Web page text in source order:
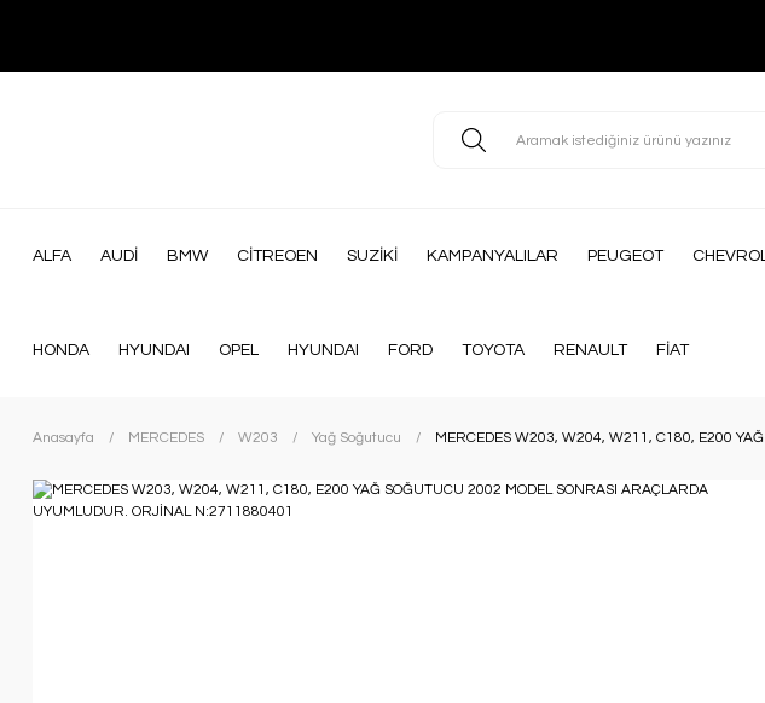
ALFA AUDİ BMW CİTREOEN SUZİKİ KAMPANYALILAR PEUGEOT
HONDA HYUNDAI OPEL HYUNDAI FORD TOYOTA RENAULT FİAT
Anasayfa MERCEDES W203 Yağ Soğutucu MERCEDES W203, W204, W211, C180, E200